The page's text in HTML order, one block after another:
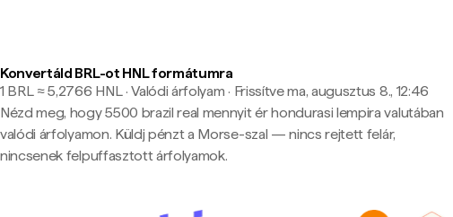
Konvertáld BRL-ot HNL formátumra
1 BRL ≈ 5,2766 HNL · Valódi árfolyam · Frissítve ma, augusztus 8., 12:46
Nézd meg, hogy 5500 brazil real mennyit ér hondurasi lempira valutában
valódi árfolyamon. Küldj pénzt a Morse-szal — nincs rejtett felár,
nincsenek felpuffasztott árfolyamok.